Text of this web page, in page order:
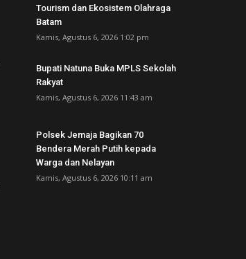
Tourism dan Ekosistem Olahraga
Batam
Kamis, Agustus 6, 2026 1:02 pm
Bupati Natuna Buka MPLS Sekolah
Rakyat
Kamis, Agustus 6, 2026 11:43 am
Polsek Jemaja Bagikan 70
Bendera Merah Putih kepada
Warga dan Nelayan
Kamis, Agustus 6, 2026 10:11 am